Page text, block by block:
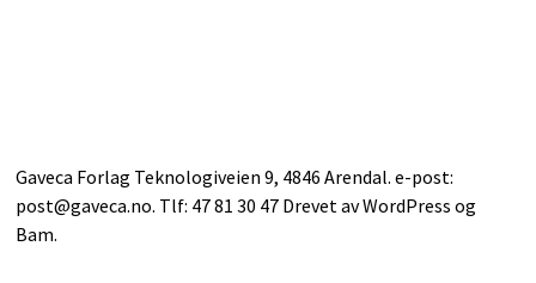
Gaveca Forlag Teknologiveien 9, 4846 Arendal. e-post:
post@gaveca.no. Tlf: 47 81 30 47 Drevet avWordPress og
Bam.